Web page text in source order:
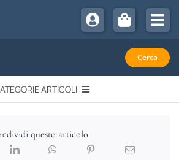
Cerca
ARTICOLI
questo articolo